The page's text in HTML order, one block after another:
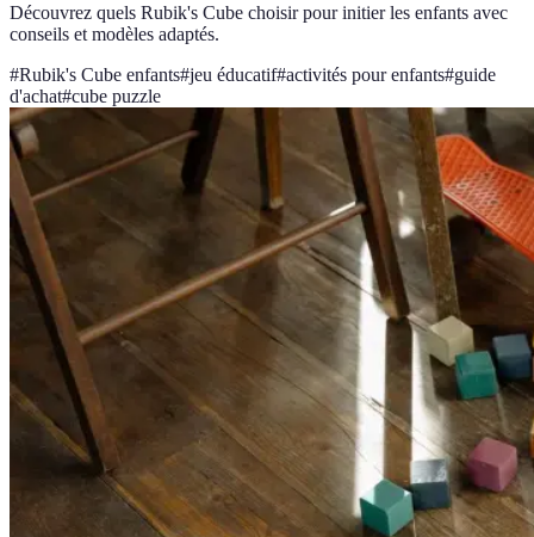
Découvrez quels Rubik's Cube choisir pour initier les enfants avec
conseils et modèles adaptés.
#Rubik's Cube enfants#jeu éducatif#activités pour enfants#guide
d'achat#cube puzzle